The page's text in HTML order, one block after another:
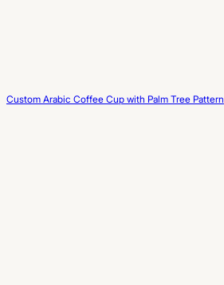
Custom Arabic Coffee Cup with Palm Tree Pattern